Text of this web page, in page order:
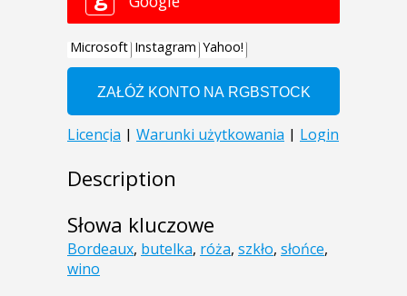
Description
Słowa kluczowe
Bordeaux, butelka, róża, szkło, słońce,
wino